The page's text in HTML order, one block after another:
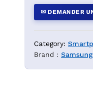
✉ DEMANDER
Category:
Brand :Samsung